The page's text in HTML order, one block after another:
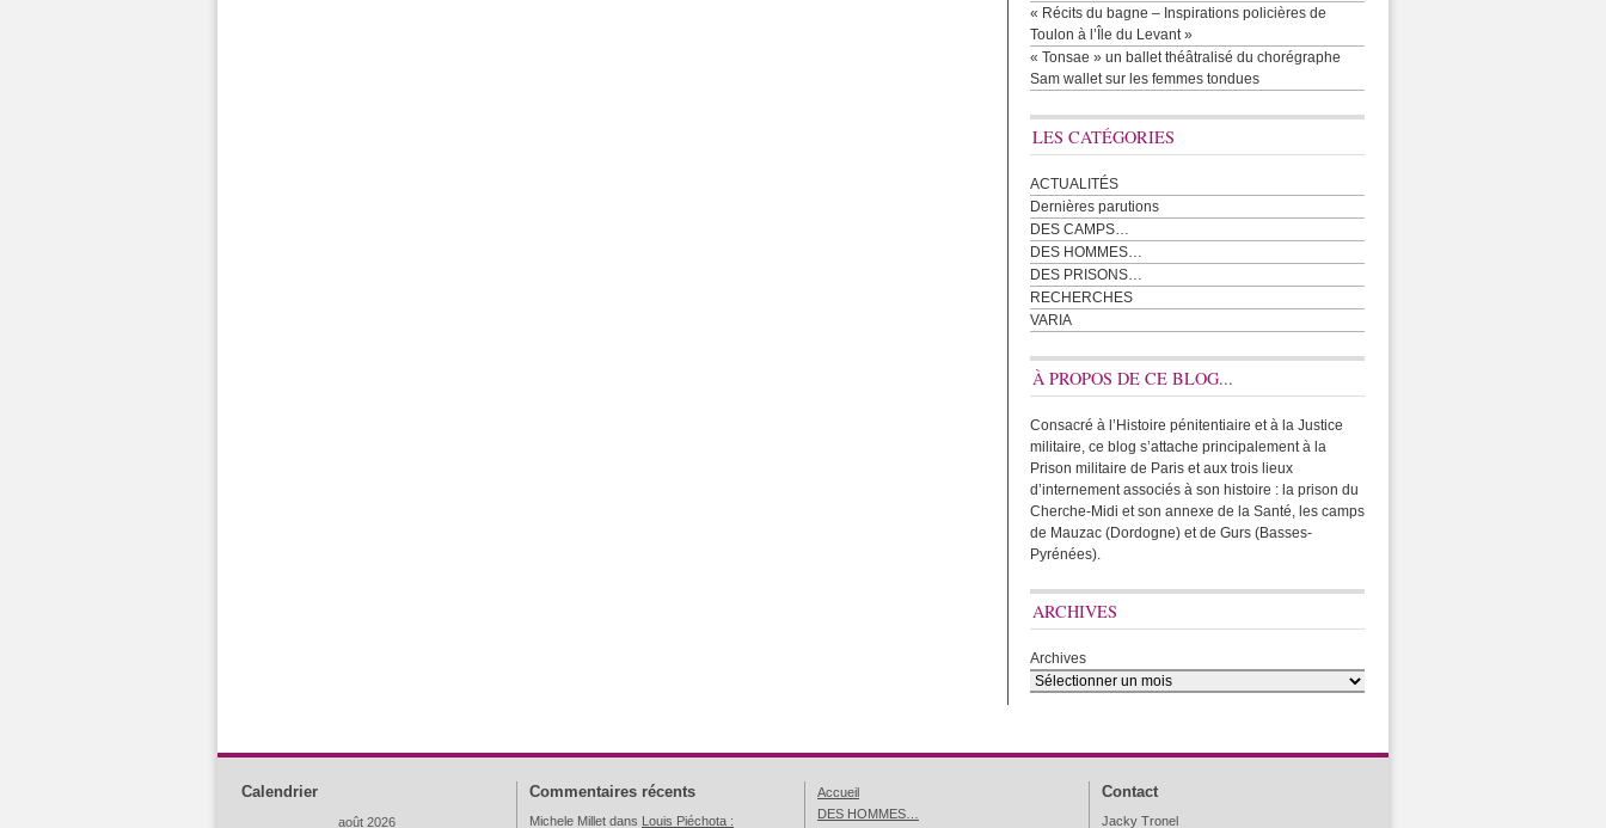
« Récits du bagne – Inspirations policières de
Toulon à l’Île du Levant »
« Tonsae » un ballet théâtralisé du chorégraphe
Sam wallet sur les femmes tondues
LES CATÉGORIES
ACTUALITÉS
Dernières parutions
DES CAMPS…
DES HOMMES…
DES PRISONS…
RECHERCHES
VARIA
À PROPOS DE CE BLOG...
Consacré à l’Histoire pénitentiaire et à la Justice
militaire, ce blog s’attache principalement à la
Prison militaire de Paris et aux trois lieux
d’internement associés à son histoire : la prison du
Cherche-Midi et son annexe de la Santé, les camps
de Mauzac (Dordogne) et de Gurs (Basses-
Pyrénées).
ARCHIVES
Archives
Calendrier
août 2026
Commentaires récents
Michele Millet dans Louis Piéchota :
Accueil
DES HOMMES…
Contact
Jacky Tronel